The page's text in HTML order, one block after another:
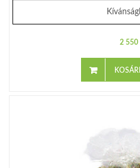
2 550